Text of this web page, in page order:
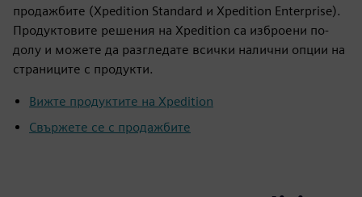
продажбите (Xpedition Standard и Xpedition Enterprise).
Продуктовите решения на Xpedition са изброени по-
долу и можете да разгледате всички налични опции на
страниците с продукти.
Вижте продуктите на Xpedition
Свържете се с продажбите